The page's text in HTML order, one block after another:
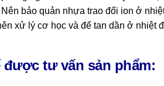
Nên bảo quản nhựa trao đổi ion ở
xử lý cơ học và để tan dần ở nhiệt
được tư vấn sản phẩm: